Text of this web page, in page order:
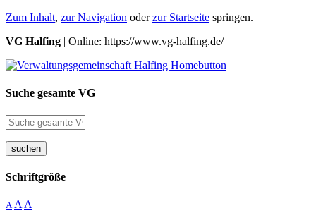
Zum Inhalt, zur Navigation oderzur Startseite springen.
VG Halfing | Online: https://www.vg-halfing.de/
Suche gesamte VG
suchen
Schriftgröße
A A A